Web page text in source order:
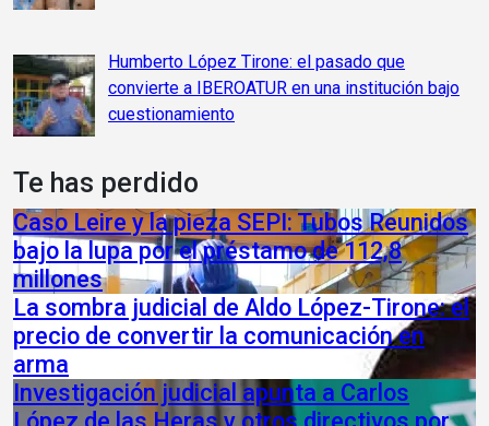
Humberto López Tirone: el pasado que
convierte a IBEROATUR en una institución bajo
cuestionamiento
Te has perdido
Caso Leire y la pieza SEPI: Tubos Reunidos
bajo la lupa por el préstamo de 112,8
millones
La sombra judicial de Aldo López-Tirone: el
precio de convertir la comunicación en
arma
Investigación judicial apunta a Carlos